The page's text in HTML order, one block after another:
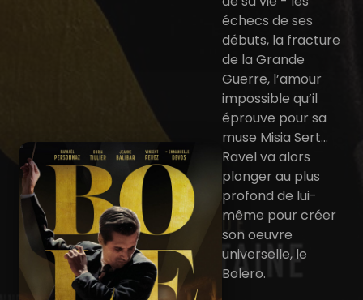
échecs de ses
débuts, la fracture
de la Grande
Guerre, l’amour
impossible qu’il
éprouve pour sa
muse Misia Sert…
Ravel va alors
plonger au plus
profond de lui-
même pour créer
son oeuvre
universelle, le
Bolero.